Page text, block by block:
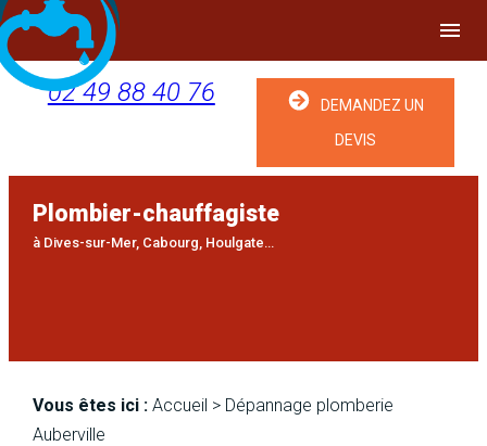
menu
02 49 88 40 76
DEMANDEZ UN
DEVIS
Plombier-chauffagiste
à Dives-sur-Mer, Cabourg, Houlgate…
Vous êtes ici : Accueil > Dépannage plomberie
Auberville
Panneau de gestion des cookies